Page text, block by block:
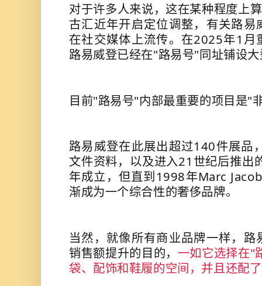
对于许多人来说，这在某种程度上
古汇近年开启定位调整，有关路
在社交媒体上流传。在2025年1月
路易威登已经在"路易号"同址铺设
目前"路易号"内部最重要的项目是"
路易威登在此展出超过140件展品
文件资料，以及进入21世纪后推出
年成立，但直到1998年Marc
渐成为一个综合性的奢侈品牌。
当然，就像所有商业品牌一样，
销售额提升的目的， 一如它选择在"
袋、配饰和鞋履的空间，并且还配